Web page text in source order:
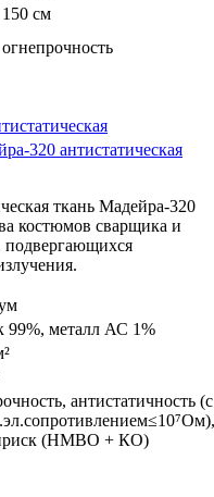
150 см
огнепрочность
320 антистатическая
ткань Мадейра-320
костюмов сварщика и
подвергающихся
99%, металл АС 1%
антистатичность (с
(НМВО + КО)